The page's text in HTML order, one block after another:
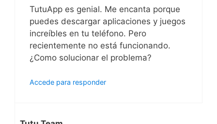
TutuApp es genial. Me encanta porque
puedes descargar aplicaciones y juegos
increíbles en tu teléfono. Pero
recientemente no está funcionando.
¿Como solucionar el problema?
Accede para responder